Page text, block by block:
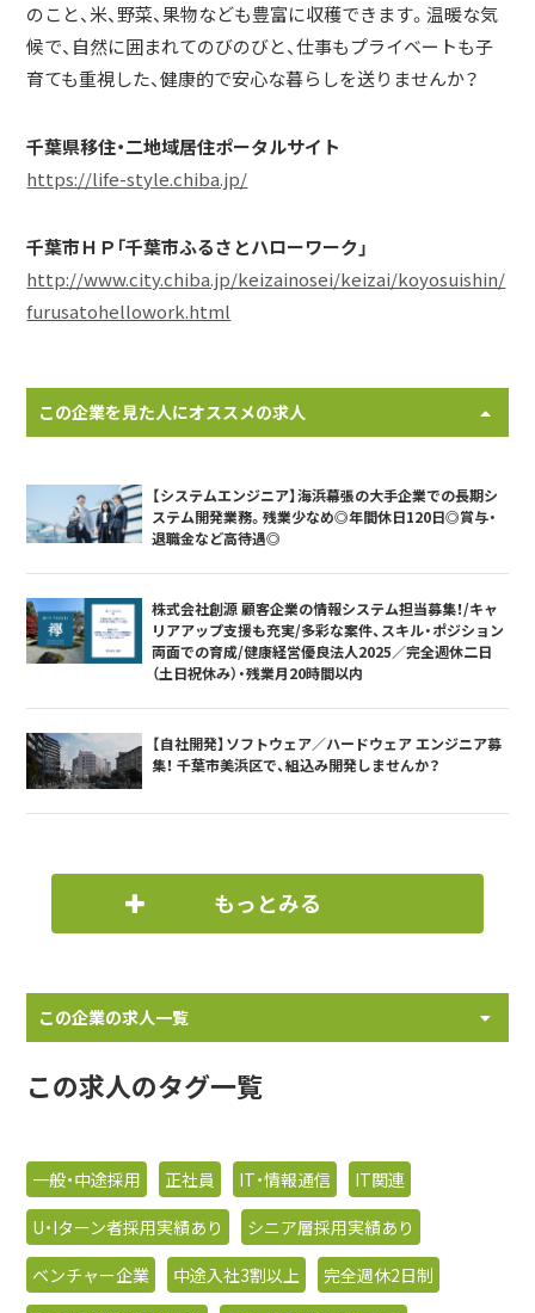
のこと、米、野菜、果物なども豊富に収穫できます。温暖な気
候で、自然に囲まれてのびのびと、仕事もプライベートも子
育ても重視した、健康的で安心な暮らしを送りませんか？
千葉県移住・二地域居住ポータルサイト
https://life-style.chiba.jp/
千葉市ＨＰ「千葉市ふるさとハローワーク」
http://www.city.chiba.jp/keizainosei/keizai/koyosuishin/
furusatohellowork.html
この企業を見た人にオススメの求人
【システムエンジニア】海浜幕張の大手企業での長期シ
ステム開発業務。残業少なめ◎年間休日120日◎賞与・
退職金など高待遇◎
株式会社創源 顧客企業の情報システム担当募集！/キャ
リアアップ支援も充実/多彩な案件、スキル・ポジション
両面での育成/健康経営優良法人2025／完全週休二日
（土日祝休み）・残業月20時間以内
【自社開発】ソフトウェア／ハードウェア エンジニア募
集！ 千葉市美浜区で、組込み開発しませんか？
もっとみる
この企業の求人一覧
この求人のタグ一覧
一般・中途採用 正社員 IT・情報通信
IT関連
U・Iターン者採用実績あり
シニア層採用実績あり
ベンチャー企業
中途入社3割以上
完全週休2日制